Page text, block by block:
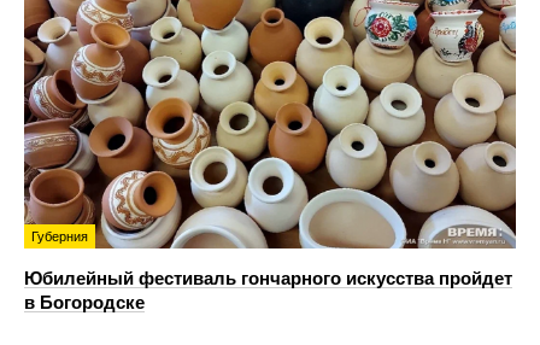
Губерния
Юбилейный фестиваль гончарного искусства пройдет
в Богородске